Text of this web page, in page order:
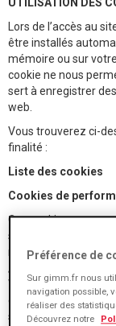
Lors de l’accès au
être installés
mémoire ou sur
cookie ne nous
sert à enregistrer
web.
Vous trouverez ci-
finalité :
Liste des cookies
Cookies de
Ces cookies nous
sources du trafic,
notre site Web. Ils
/ moins visitées et
Web. Toutes les
et donc
serons pas informé
Préférence de
Sur gimm.fr nous
navigation possible,
réaliser des
Découvrez notre